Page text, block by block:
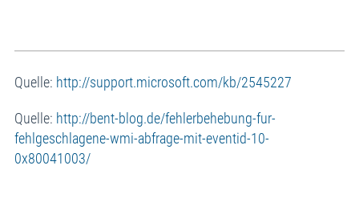
Quelle: http://support.microsoft.com/kb/2545227
Quelle: http://bent-blog.de/fehlerbehebung-fur-
fehlgeschlagene-wmi-abfrage-mit-eventid-10-
0x80041003/